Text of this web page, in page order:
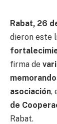
Rabat, 26
dieron este
firma de
asociación,
de
Rabat.